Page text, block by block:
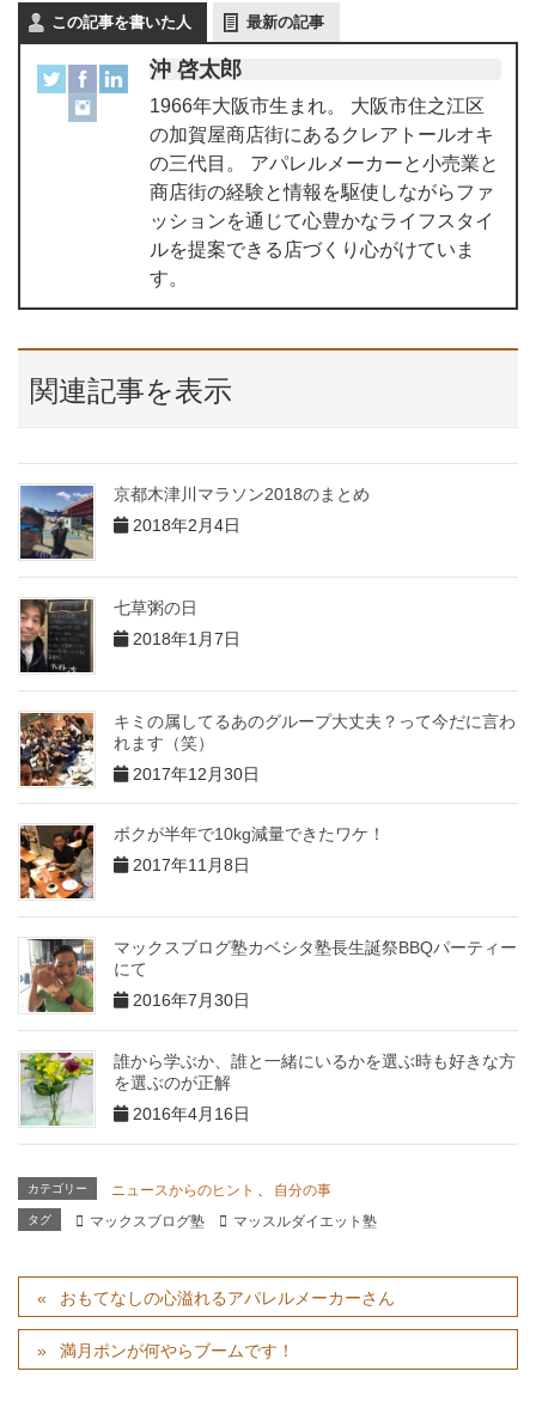
この記事を書いた人 最新の記事
沖 啓太郎
1966年大阪市生まれ。 大阪市住之江区
の加賀屋商店街にあるクレアトールオキ
の三代目。 アパレルメーカーと小売業と
商店街の経験と情報を駆使しながらファ
ッションを通じて心豊かなライフスタイ
ルを提案できる店づくり心がけていま
す。
関連記事を表示
京都木津川マラソン2018のまとめ
2018年2月4日
七草粥の日
2018年1月7日
キミの属してるあのグループ大丈夫？って今だに言わ
れます（笑）
2017年12月30日
ボクが半年で10kg減量できたワケ！
2017年11月8日
マックスブログ塾カベシタ塾長生誕祭BBQパーティー
にて
2016年7月30日
誰から学ぶか、誰と一緒にいるかを選ぶ時も好きな方
を選ぶのが正解
2016年4月16日
カテゴリー ニュースからのヒント 、 自分の事
タグ マックスブログ塾 マッスルダイエット塾
おもてなしの心溢れるアパレルメーカーさん
満月ポンが何やらブームです！